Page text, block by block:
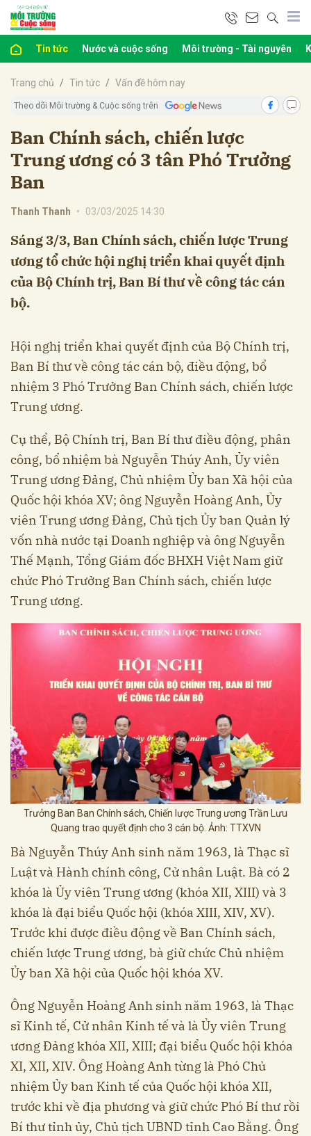
Tin tức Nước và cuộc sống Môi trường - Tài nguyên
Trang chủ Tin tức Vấn đề hôm nay
Theo dõi Môi trường & Cuộc sống trên
Ban Chính sách, chiến lược
Trung ương có 3 tân Phó Trưởng
Ban
Thanh Thanh • 03/03/2025 14:30
Sáng 3/3, Ban Chính sách, chiến lược Trung
ương tổ chức hội nghị triển khai quyết định
của Bộ Chính trị, Ban Bí thư về công tác cán
bộ.
Hội nghị triển khai quyết định của Bộ Chính trị,
Ban Bí thư về công tác cán bộ, điều động, bổ
nhiệm 3 Phó Trưởng Ban Chính sách, chiến lược
Trung ương.
Cụ thể, Bộ Chính trị, Ban Bí thư điều động, phân
công, bổ nhiệm bà Nguyễn Thúy Anh, Ủy viên
Trung ương Đảng, Chủ nhiệm Ủy ban Xã hội của
Quốc hội khóa XV; ông Nguyễn Hoàng Anh, Ủy
viên Trung ương Đảng, Chủ tịch Ủy ban Quản lý
vốn nhà nước tại Doanh nghiệp và ông Nguyễn
Thế Mạnh, Tổng Giám đốc BHXH Việt Nam giữ
chức Phó Trưởng Ban Chính sách, chiến lược
Trung ương.
Trưởng Ban Ban Chính sách, Chiến lược Trung ương Trần Lưu
Quang trao quyết định cho 3 cán bộ. Ảnh: TTXVN
Bà Nguyễn Thúy Anh sinh năm 1963, là Thạc sĩ
Luật và Hành chính công, Cử nhân Luật. Bà có 2
khóa là Ủy viên Trung ương (khóa XII, XIII) và 3
khóa là đại biểu Quốc hội (khóa XIII, XIV, XV).
Trước khi được điều động về Ban Chính sách,
chiến lược Trung ương, bà giữ chức Chủ nhiệm
Ủy ban Xã hội của Quốc hội khóa XV.
Ông Nguyễn Hoàng Anh sinh năm 1963, là Thạc
sĩ Kinh tế, Cử nhân Kinh tế và là Ủy viên Trung
ương Đảng khóa XII, XIII; đại biểu Quốc hội khóa
XI, XII, XIV. Ông Hoàng Anh từng là Phó Chủ
nhiệm Ủy ban Kinh tế của Quốc hội khóa XII,
trước khi về địa phương và giữ chức Phó Bí thư rồi
Bí thư tỉnh ủy, Chủ tịch UBND tỉnh Cao Bằng. Ông